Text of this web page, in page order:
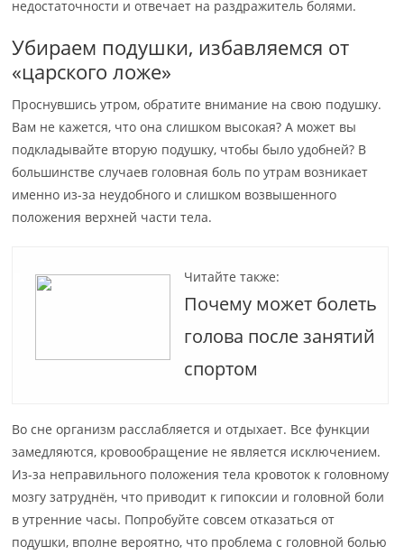
недостаточности и отвечает на раздражитель болями.
Убираем подушки, избавляемся от
«царского ложе»
Проснувшись утром, обратите внимание на свою подушку.
Вам не кажется, что она слишком высокая? А может вы
подкладывайте вторую подушку, чтобы было удобней? В
большинстве случаев головная боль по утрам возникает
именно из-за неудобного и слишком возвышенного
положения верхней части тела.
Читайте также:
Почему может болеть
голова после занятий
спортом
Во сне организм расслабляется и отдыхает. Все функции
замедляются, кровообращение не является исключением.
Из-за неправильного положения тела кровоток к головному
мозгу затруднён, что приводит к гипоксии и головной боли
в утренние часы. Попробуйте совсем отказаться от
подушки, вполне вероятно, что проблема с головной болью